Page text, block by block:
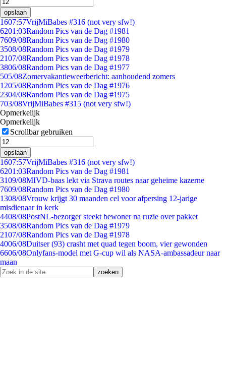
opslaan
1607:57VrijMiBabes #316 (not very sfw!)
6201:03Random Pics van de Dag #1981
7609/08Random Pics van de Dag #1980
3508/08Random Pics van de Dag #1979
2107/08Random Pics van de Dag #1978
3806/08Random Pics van de Dag #1977
505/08Zomervakantieweerbericht: aanhoudend zomers
1205/08Random Pics van de Dag #1976
2304/08Random Pics van de Dag #1975
703/08VrijMiBabes #315 (not very sfw!)
Opmerkelijk
Opmerkelijk
Scrollbar gebruiken
opslaan
1607:57VrijMiBabes #316 (not very sfw!)
6201:03Random Pics van de Dag #1981
3109/08MIVD-baas lekt via Strava routes naar geheime kazerne
7609/08Random Pics van de Dag #1980
1308/08Vrouw krijgt 30 maanden cel voor afpersing 12-jarige
misdienaar in kerk
4408/08PostNL-bezorger steekt bewoner na ruzie over pakket
3508/08Random Pics van de Dag #1979
2107/08Random Pics van de Dag #1978
4006/08Duitser (93) crasht met quad tegen boom, vier gewonden
6606/08Onlyfans-model met G-cup wil als NASA-ambassadeur naar
maan